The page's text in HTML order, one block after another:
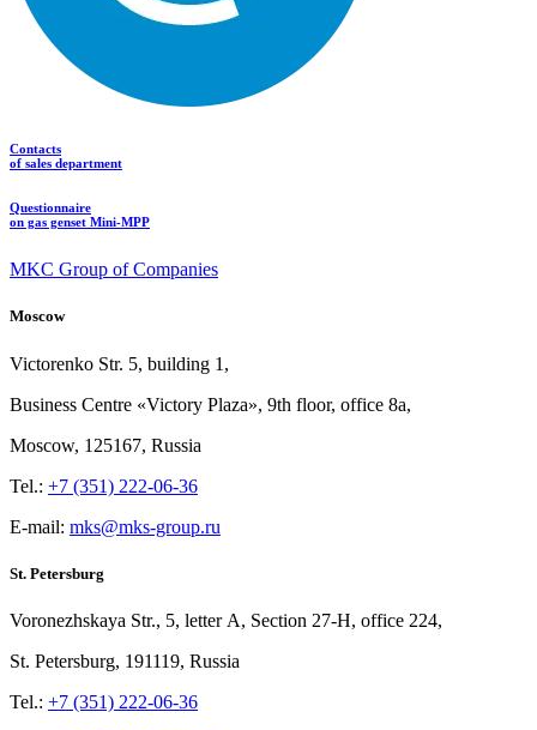
Contacts
of sales department
Questionnaire
on gas genset Mini-MPP
MKC Group of Companies
Moscow
Victorenko Str. 5, building 1,
Business Centre «Victory Plaza», 9th floor, office 8a,
Moscow, 125167, Russia
Tel.: +7 (351) 222-06-36
E-mail: mks@mks-group.ru
St. Petersburg
Voronezhskaya Str., 5, letter A, Section 27-Н, office 224,
St. Petersburg, 191119, Russia
Tel.: +7 (351) 222-06-36